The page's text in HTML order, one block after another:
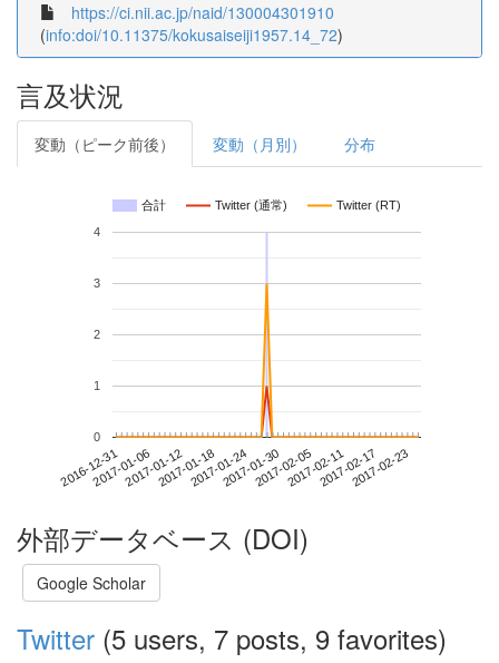
https://ci.nii.ac.jp/naid/130004301910
(info:doi/10.11375/kokusaiseiji1957.14_72)
言及状況
変動（ピーク前後） 変動（月別） 分布
合計 Twitter (通常) Twitter (RT)
2016-12-312017-01-062017-01-122017-01-182017-01-242017-01-302017-02-052017-02-112017-02-172017-02-23
0
1
2
3
4
外部データベース (DOI)
Google Scholar
Twitter (5 users, 7 posts, 9 favorites)